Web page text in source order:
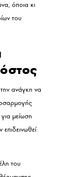
όποια κι
του
ανάγκη να
μείωση
του